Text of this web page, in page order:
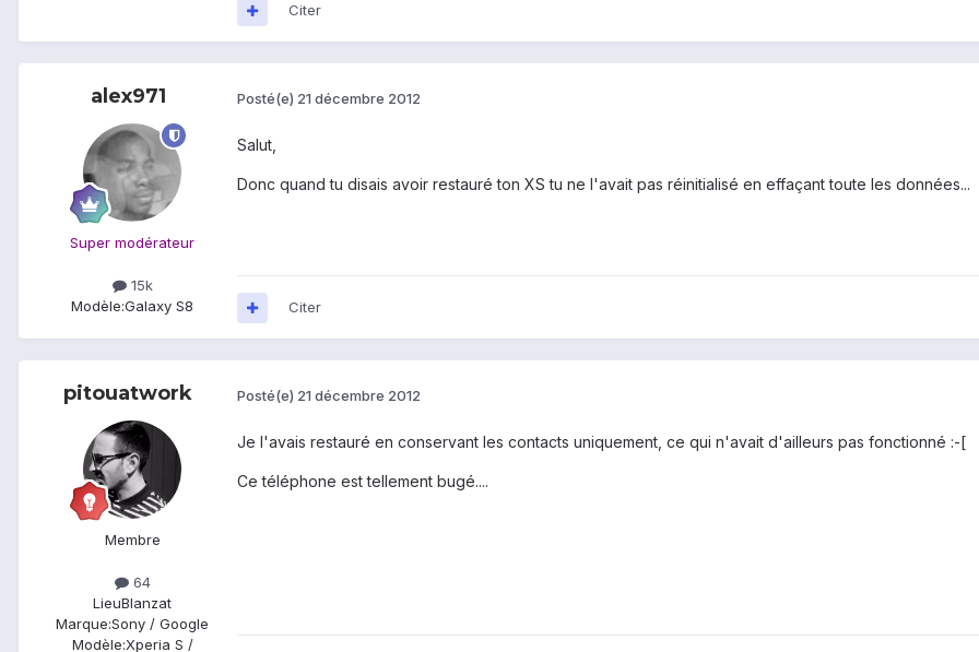
Citer
alex971
Super modérateur
15k
Modèle:Galaxy S8
Posté(e) 21 décembre 2012
Salut,
Donc quand tu disais avoir restauré ton XS tu ne l'avait pas réinitialisé en effaçant toute les données...
Citer
pitouatwork
Membre
64
LieuBlanzat
Marque:Sony / Google
Modèle:Xperia S /
Posté(e) 21 décembre 2012
Je l'avais restauré en conservant les contacts uniquement, ce qui n'avait d'ailleurs pas fonctionné :-[
Ce téléphone est tellement bugé....